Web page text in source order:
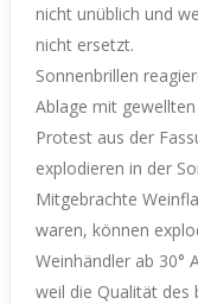
nicht unüblich und
nicht ersetzt.
Sonnenbrillen
Ablage mit
Protest aus der
explodieren in der
Mitgebrachte
waren, können
Weinhändler ab 30°
weil die Qualität des